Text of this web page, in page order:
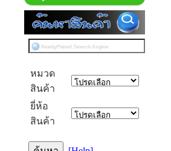
หมวด
สินค้า
ยี่ห้อ
สินค้า